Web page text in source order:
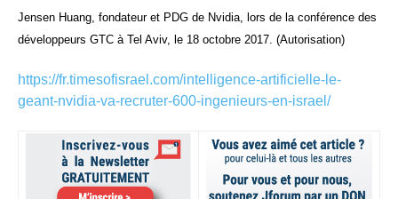
Jensen Huang, fondateur et PDG de Nvidia, lors de la conférence des
développeurs GTC à Tel Aviv, le 18 octobre 2017. (Autorisation)
https://fr.timesofisrael.com/intelligence-artificielle-le-
geant-nvidia-va-recruter-600-ingenieurs-en-israel/